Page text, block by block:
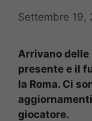
Settembre 19,
Arrivano
presente e il
la Roma. Ci
giocatore.